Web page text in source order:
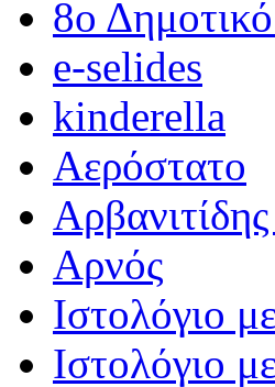
8ο
e-selides
kinderella
Αερόστατο
Αρνός
Ιστολόγιο
Ιστολόγιο